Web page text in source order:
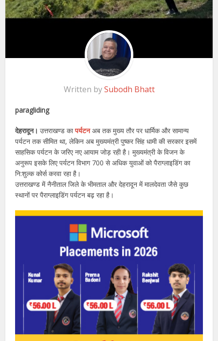
Written bySubodh Bhatt
paragliding
देहरादून। उत्तराखण्ड कापर्यटनअब तक मुख्य तौर पर धार्मिक और सामान्य
पर्यटन तक सीमित था, लेकिन अब मुख्यमंत्री पुष्कर सिंह धामी की सरकार इसमें
साहसिक पर्यटन के जरिए नए आयाम जोड़ रही है। मुख्यमंत्री के विजन के
अनुरूप इसके लिए पर्यटन विभाग 700 से अधिक युवाओं को पैराग्लाइडिंग का
नि:शुल्क कोर्स करवा रहा है।
उत्तराखण्ड में नैनीताल जिले के भीमताल और देहरादून में मालदेवता जैसे कुछ
स्थानों पर पैराग्लाइडिंग पर्यटन बढ़ रहा है।